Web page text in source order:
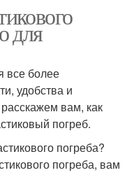
для
все более
удобства и
вам, как
погреб.
погреба?
погреба, вам